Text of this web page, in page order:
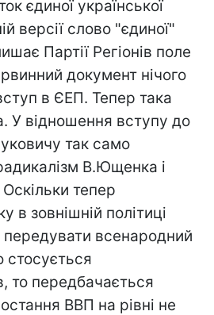
єдиної української
версії слово "єдиної"
Партії Регіонів поле
документ нічого
в ЄЕП. Тепер така
У відношення вступу до
так само
В.Ющенка і
тепер
в зовнішній політиці
передувати всенародний
то передбачається
ВВП на рівні не